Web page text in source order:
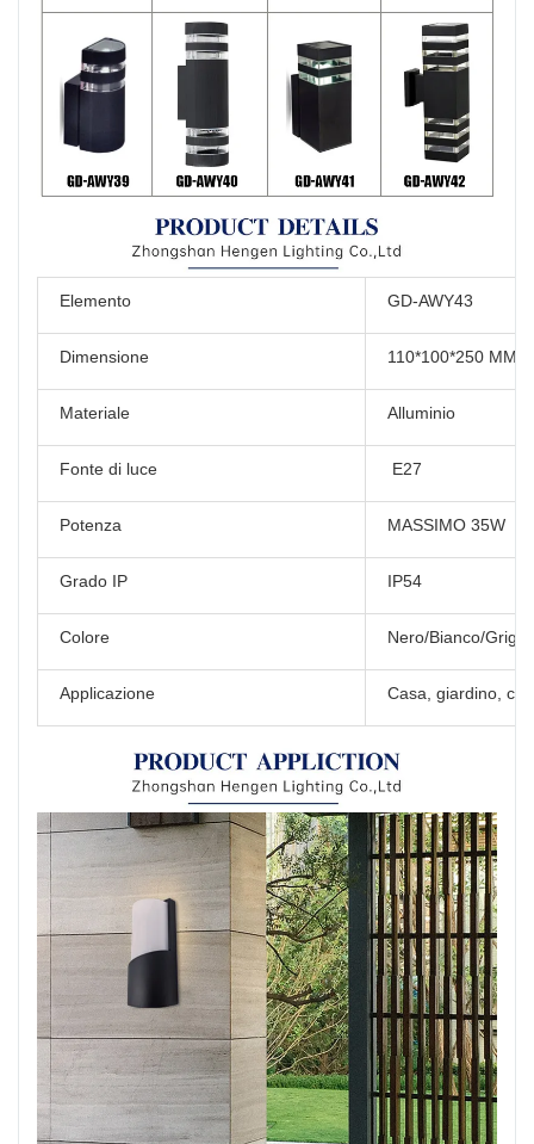
Elemento GD-AWY43
Dimensione 110*100*250 MM
Materiale Alluminio
Fonte di luce E27
Potenza MASSIMO 35W
Grado IP IP54
Colore Nero/Bianco/Grigio
Applicazione Casa, giardino,